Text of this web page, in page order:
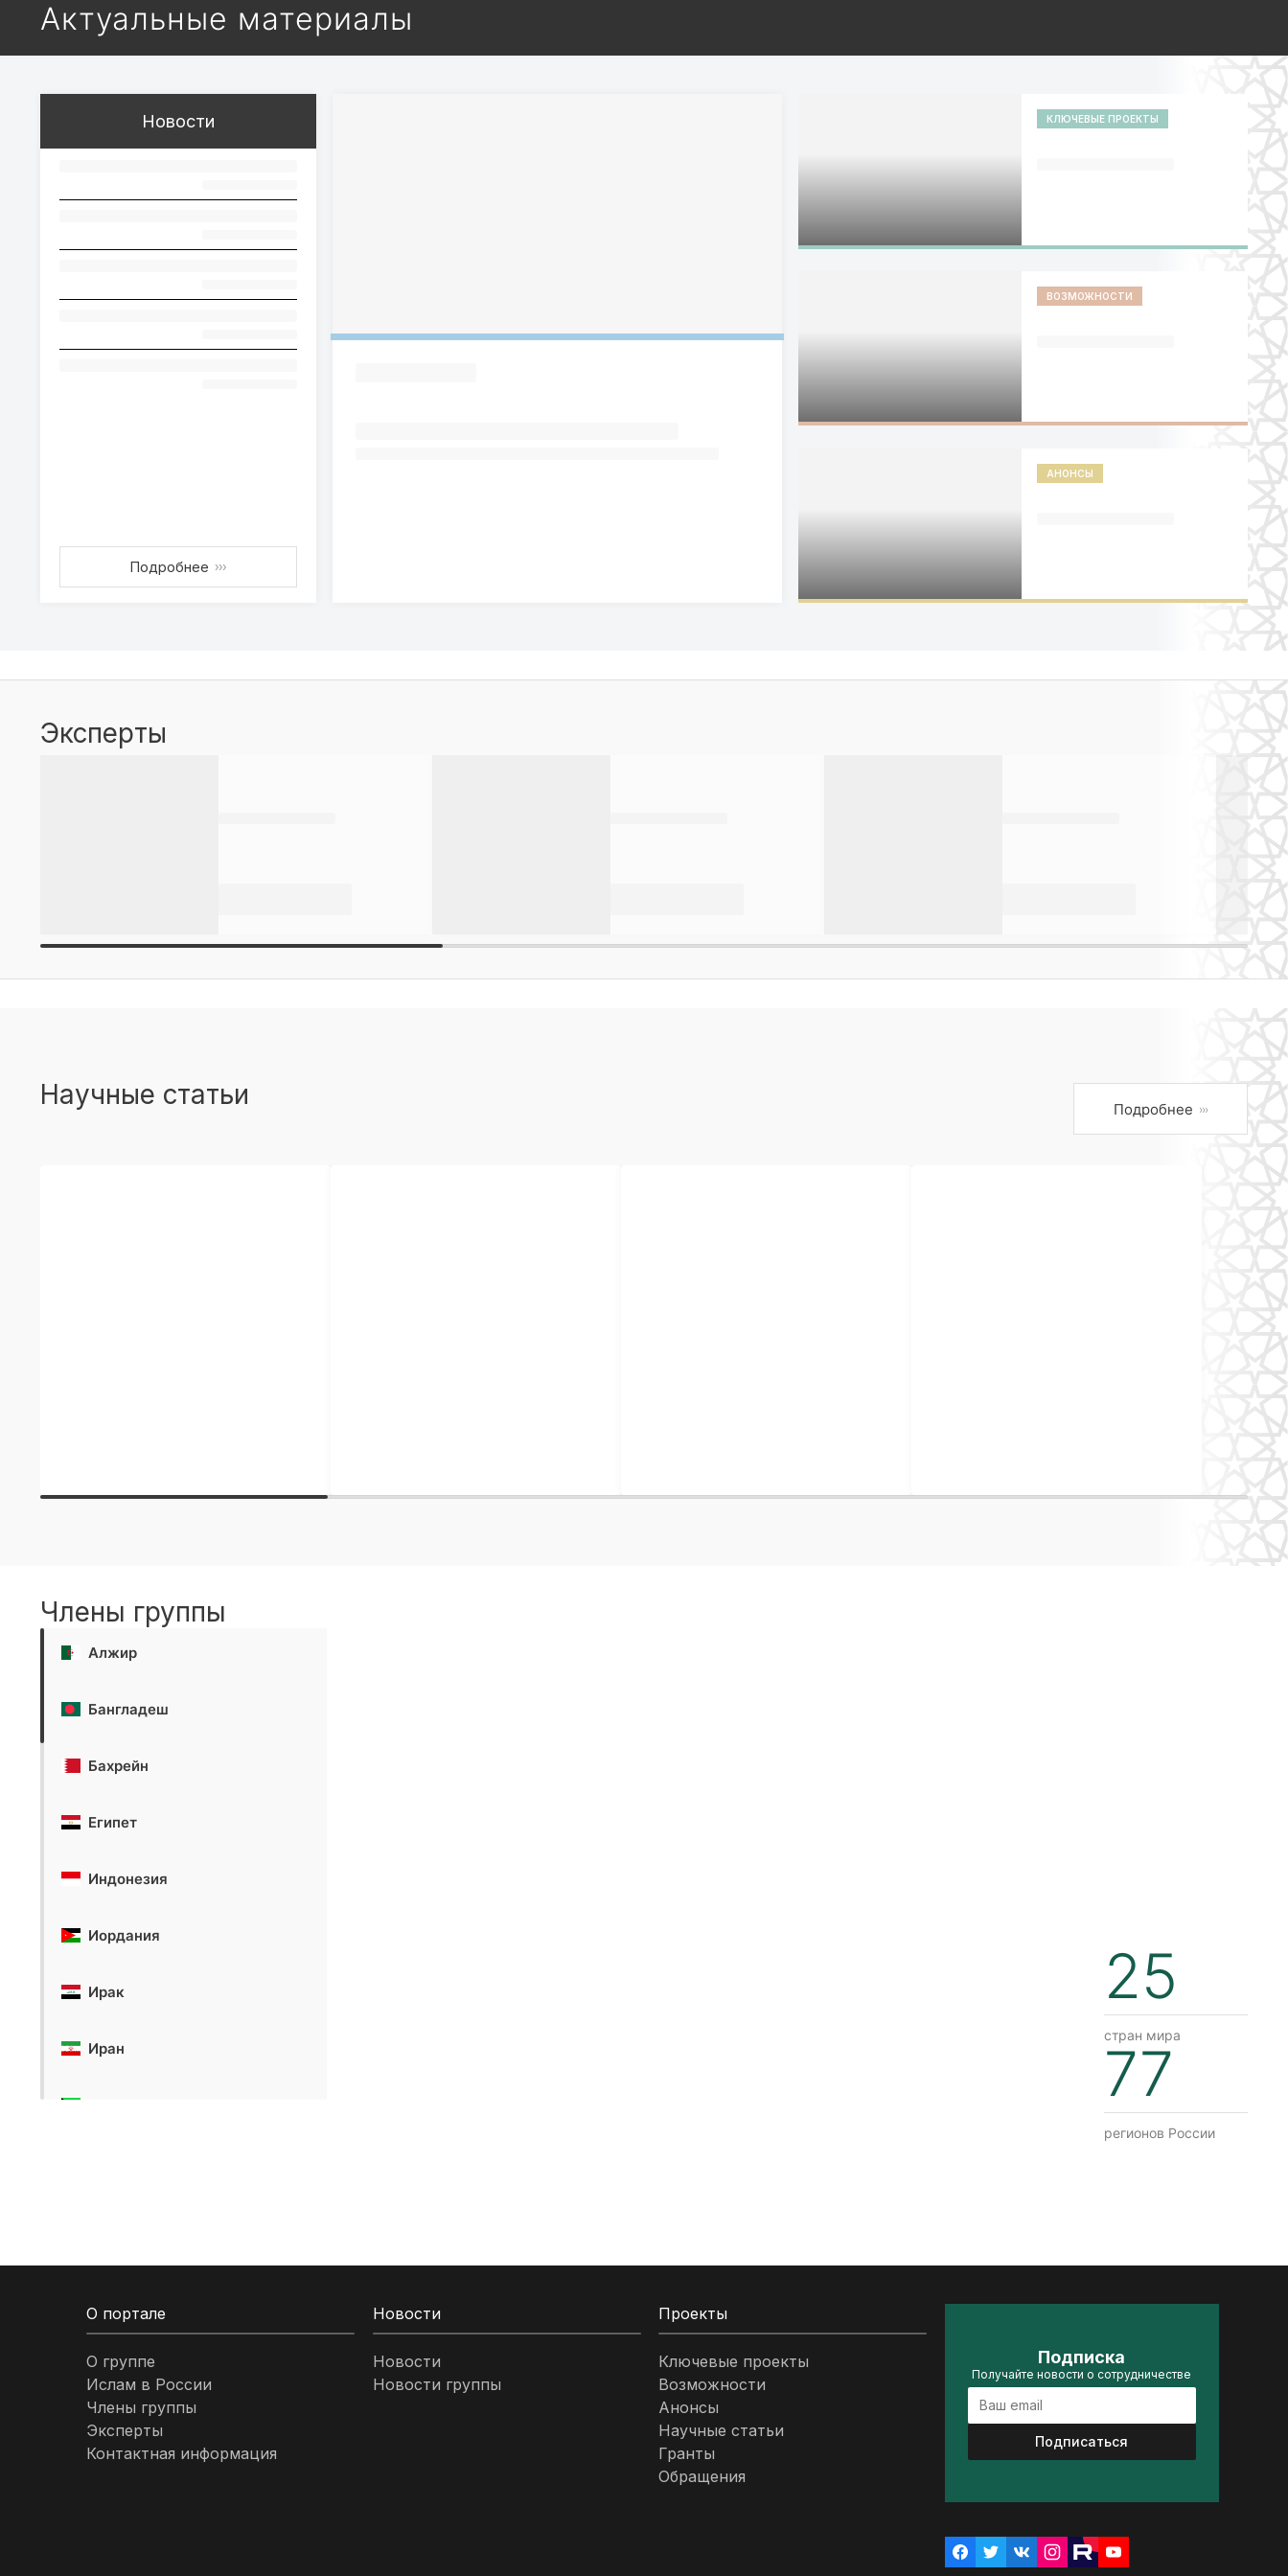
Актуальные материалы
Новости
Подробнее ›››
КЛЮЧЕВЫЕ ПРОЕКТЫ
ВОЗМОЖНОСТИ
АНОНСЫ
Эксперты
Научные статьи Подробнее ›››
Члены группы
Алжир
Бангладеш
Бахрейн
Египет
Индонезия
Иордания
Ирак
Иран
Малайзия
Марокко
Нигерия
25
стран мира
77
регионов России
О портале
О группе
Ислам в России
Члены группы
Эксперты
Контактная информация
Новости
Новости
Новости группы
Проекты
Ключевые проекты
Возможности
Анонсы
Научные статьи
Гранты
Обращения
Подписка
Получайте новости о сотрудничестве
Подписаться